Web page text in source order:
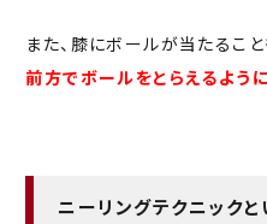
また、膝にボールが当たるこ
前方でボールをとらえるように
ニーリングテクニックと